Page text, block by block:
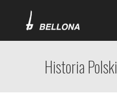
Historia Polski